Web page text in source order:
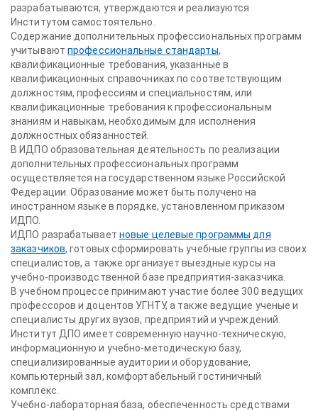
разрабатываются, утверждаются и реализуются
Институтом самостоятельно.
Содержание дополнительных профессиональных программ
учитывают профессиональные стандарты,
квалификационные требования, указанные в
квалификационных справочниках по соответствующим
должностям, профессиям и специальностям, или
квалификационные требования к профессиональным
знаниям и навыкам, необходимым для исполнения
должностных обязанностей.
В ИДПО образовательная деятельность по реализации
дополнительных профессиональных программ
осуществляется на государственном языке Российской
Федерации. Образование может быть получено на
иностранном языке в порядке, установленном приказом
ИДПО.
ИДПО разрабатывает новые целевые программы для
заказчиков, готовых сформировать учебные группы из своих
специалистов, а также организует выездные курсы на
учебно-производственной базе предприятия-заказчика.
В учебном процессе принимают участие более 300 ведущих
профессоров и доцентов УГНТУ, а также ведущие ученые и
специалисты других вузов, предприятий и учреждений.
Институт ДПО имеет современную научно-техническую,
информационную и учебно-методическую базу,
специализированные аудитории и оборудование,
компьютерный зал, комфортабельный гостиничный
комплекс.
Учебно-лабораторная база, обеспеченность средствами